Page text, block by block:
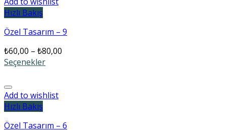
Hızlı Bakış
Özel Tasarım – 9
₺60,00 – ₺80,00
Seçenekler
Add to wishlist
Hızlı Bakış
Özel Tasarım – 6